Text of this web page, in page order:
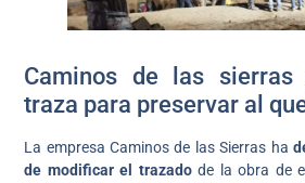
Caminos de las sierras
traza para preservar al
La empresa Caminos de las Sierras ha
de modificar el trazadode la obra de